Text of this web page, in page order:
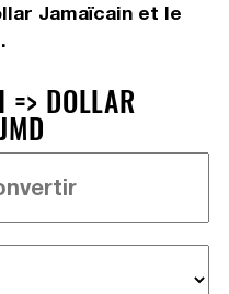
Jamaïcain et le
=> DOLLAR